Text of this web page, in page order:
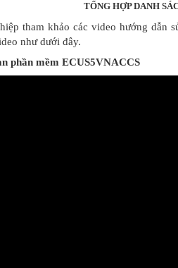
TỔNG HỢP DANH
tham khảo các video hướng dẫn
như dưới đây.
phần mềm ECUS5VNACCS